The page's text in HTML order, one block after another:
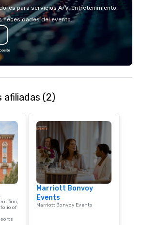
para servicios A/V, entretenimiento,
necesidades del evento.
afiliadas (2)
firm,
of
Marriott Bonvoy
Events
Marriott Bonvoy Events